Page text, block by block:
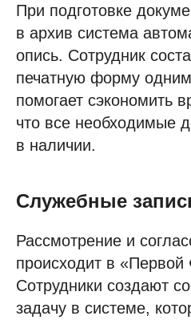
При подготовке
в архив система
опись. Сотрудник
печатную форму
помогает сэкономить
что все необходимые
в наличии.
Служебные
Рассмотрение и
происходит в
Сотрудники создают
задачу в системе,